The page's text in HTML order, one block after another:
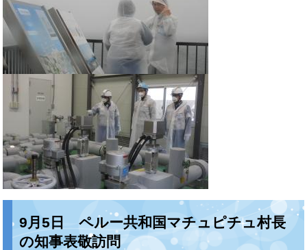
9月5日 ペルー共和国マチュピチュ村長
の知事表敬訪問